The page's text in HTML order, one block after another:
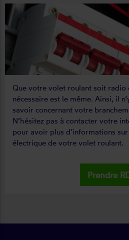
Que votre volet roulant soit radio
nécessaire est le même. Ainsi, il
savoir concernant votre
N’hésitez pas à contacter votre
pour avoir plus d’informations
électrique de votre volet roulant.
Prendre